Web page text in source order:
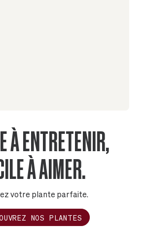
À ENTRETENIR,
À AIMER.
votre plante parfaite.
NOS PLANTES